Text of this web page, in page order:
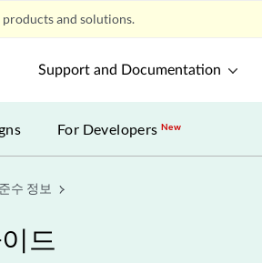
and solutions.
Support and Documentation
For DevelopersNew
수 정보
드